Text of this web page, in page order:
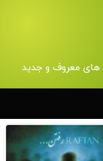
های معروف و جدید